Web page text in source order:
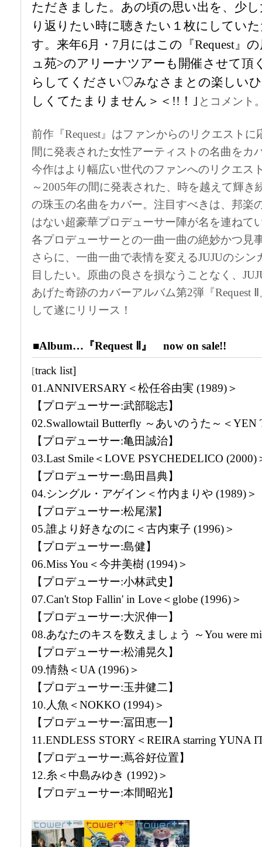
ただきました。あの頃の思い出を、少
り返りたい時に聴きたい１枚にしてい
す。来年6月・7月にはこの『Request』
ュ苑>のアリーナツアーも開催させて頂
らしてください♡みなさまとの楽しい
しくてたまりません＞＜!!！｣ とコメント
前作『Request』はファンからのリクエストに
間に発表された女性アーティストの名曲をカ
今作はより幅広い世代のファンへのリクエス
～2005年の間に発表された、時を越えて輝き
の珠玉の名曲をカバー。注目すべきは、邦楽
はない超豪華プロデューサー陣が名を連ねて
各プロデューサーとの一曲一曲の絶妙かつ見
さらに、一曲一曲で表情を変えるJUJUのシ
目したい。原曲の良さを損なうことなく、
あげた奇跡のカバーアルバム第2弾『Request
して遂にリリース！
■Album…『Request Ⅱ』 now on sale!!
[track list]
01.ANNIVERSARY＜松任谷由実 (1989)＞
【プロデューサー:武部聡志】
02.Swallowtail Butterfly ～あいのうた～＜
【プロデューサー:亀田誠治】
03.Last Smile＜LOVE PSYCHEDELICO (2000)
【プロデューサー:島田昌典】
04.シングル・アゲイン＜竹内まりや (1989)＞
【プロデューサー:松尾潔】
05.誰より好きなのに＜古内東子 (1996)＞
【プロデューサー:島健】
06.Miss You＜今井美樹 (1994)＞
【プロデューサー:小林武史】
07.Can't Stop Fallin' in Love＜globe (1996)＞
【プロデューサー:大沢伸一】
08.あなたのキスを数えましょう ～You were
【プロデューサー:松浦晃久】
09.情熱＜UA (1996)＞
【プロデューサー:玉井健二】
10.人魚＜NOKKO (1994)＞
【プロデューサー:冨田恵一】
11.ENDLESS STORY＜REIRA starring YUNA
【プロデューサー:蔦谷好位置】
12.糸＜中島みゆき (1992)＞
【プロデューサー:本間昭光】